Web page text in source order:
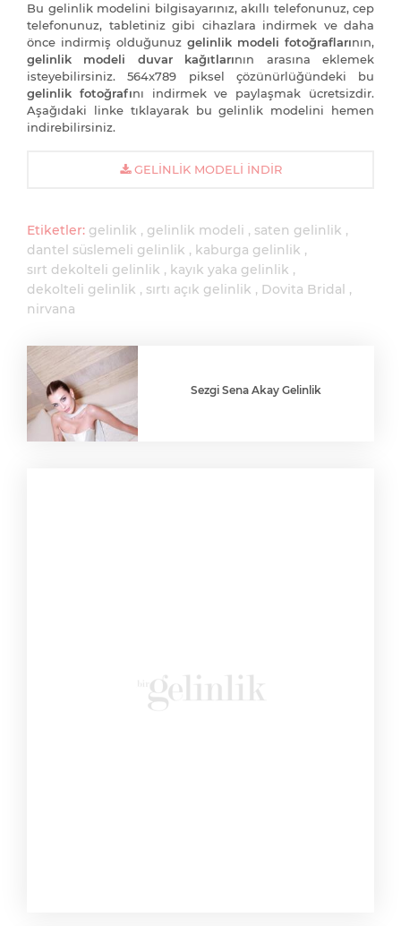
Bu gelinlik modelini bilgisayarınız, akıllı telefonunuz, cep
telefonunuz, tabletiniz gibi cihazlara indirmek ve daha
önce indirmiş olduğunuz gelinlik modeli fotoğraflarının,
gelinlik modeli duvar kağıtlarının arasına eklemek
isteyebilirsiniz. 564x789 piksel çözünürlüğündeki bu
gelinlik fotoğrafını indirmek ve paylaşmak ücretsizdir.
Aşağıdaki linke tıklayarak bu gelinlik modelini hemen
indirebilirsiniz.
GELINLIK MODELI İNDIR
Etiketler: gelinlik gelinlik modeli
saten gelinlik
dantel süslemeli gelinlik
kaburga gelinlik
sırt dekolteli gelinlik
kayık yaka gelinlik
dekolteli gelinlik
sırtı açık gelinlik
Dovita Bridal
nirvana
Sezgi Sena Akay Gelinlik